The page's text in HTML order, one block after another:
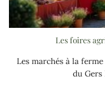
Les foires
Les marchés à la
du Gers